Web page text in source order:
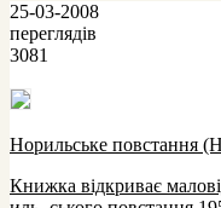
25-03-2008
переглядів
3081
Норильське повстання
Книж­ка відкр­иває